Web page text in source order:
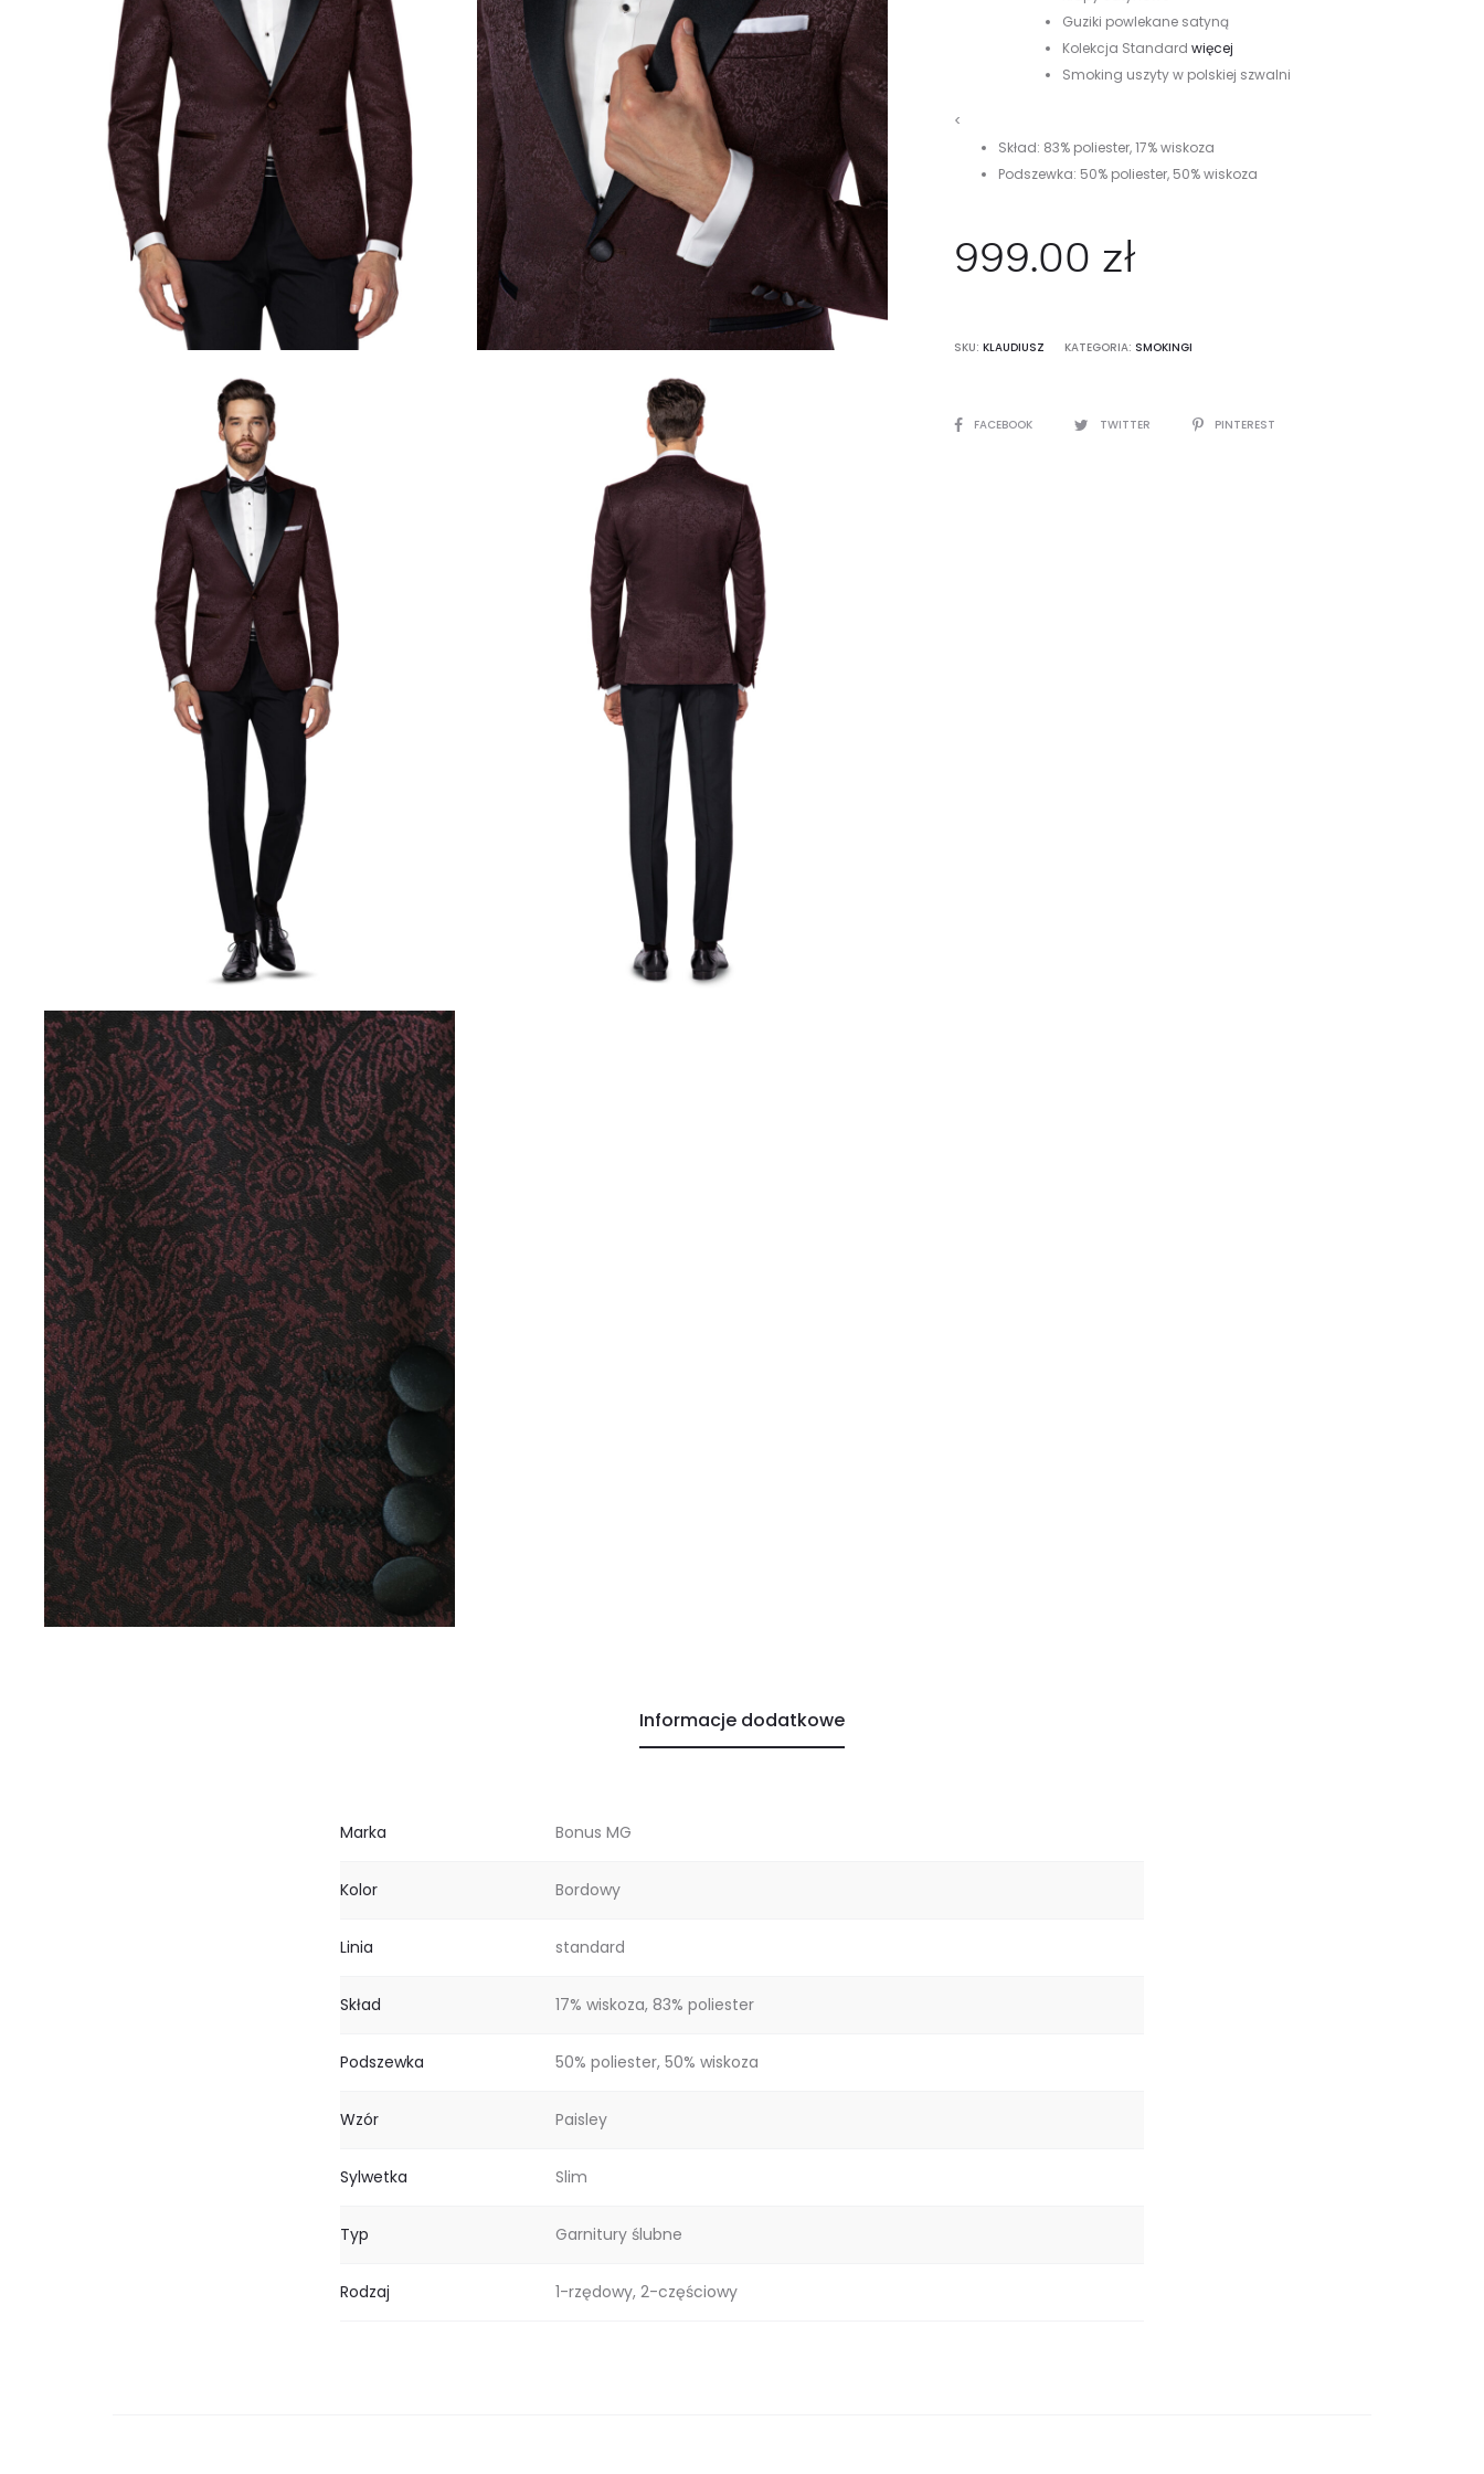
Guziki powlekane satyną
Kolekcja Standard więcej
Smoking uszyty w polskiej szwalni
<
Skład: 83% poliester, 17% wiskoza
Podszewka: 50% poliester, 50% wiskoza
999.00 zł
SKU: KLAUDIUSZ KATEGORIA: SMOKINGI
SHAREFACEBOOK TWITTER PINTEREST
Informacje dodatkowe
Marka Bonus MG
Kolor Bordowy
Linia standard
Skład 17% wiskoza, 83% poliester
Podszewka 50% poliester, 50% wiskoza
Wzór Paisley
Sylwetka Slim
Typ Garnitury ślubne
Rodzaj 1-rzędowy, 2-częściowy